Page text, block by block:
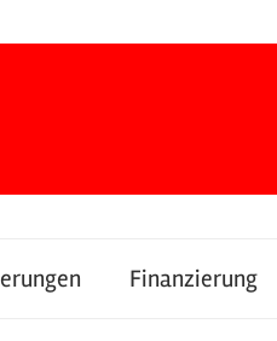
Finanzierung